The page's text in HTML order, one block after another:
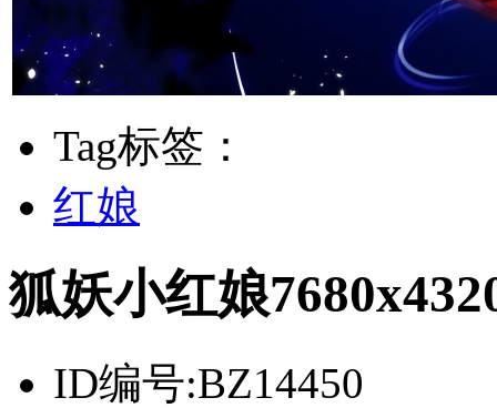
Tag标签：
红娘
狐妖小红娘
ID编号:BZ14450